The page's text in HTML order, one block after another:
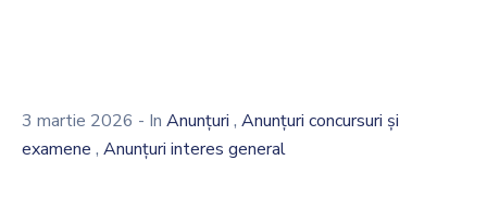
3 martie 2026 - In Anunțuri , Anunțuri concursuri și
examene , Anunțuri interes general